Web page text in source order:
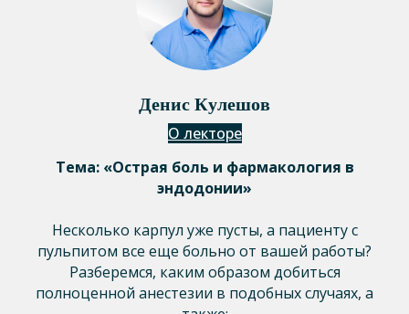
Денис Кулешов
О лекторе
Тема: «Острая боль и фармакология в
эндодонии»
Несколько карпул уже пусты, а пациенту с
пульпитом все еще больно от вашей работы?
Разберемся, каким образом добиться
полноценной анестезии в подобных случаях, а